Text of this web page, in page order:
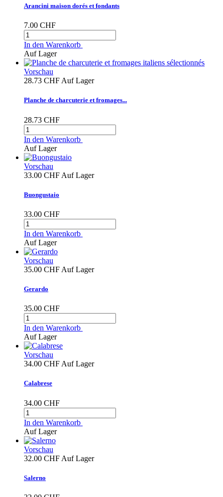
Arancini maison dorés et fondants
7.00 CHF
In den Warenkorb
Auf Lager
Vorschau
28.73 CHF Auf Lager
Planche de charcuterie et fromages...
28.73 CHF
In den Warenkorb
Auf Lager
Vorschau
33.00 CHF Auf Lager
Buongustaio
33.00 CHF
In den Warenkorb
Auf Lager
Vorschau
35.00 CHF Auf Lager
Gerardo
35.00 CHF
In den Warenkorb
Auf Lager
Vorschau
34.00 CHF Auf Lager
Calabrese
34.00 CHF
In den Warenkorb
Auf Lager
Vorschau
32.00 CHF Auf Lager
Salerno